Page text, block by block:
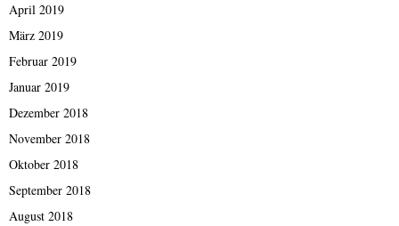
April 2019
März 2019
Februar 2019
Januar 2019
Dezember 2018
November 2018
Oktober 2018
September 2018
August 2018